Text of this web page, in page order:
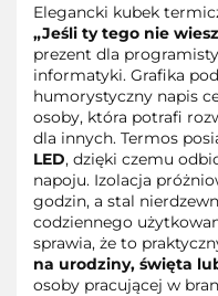
Elegancki kubek
„Jeśli ty tego nie
prezent dla
informatyki. Grafika
humorystyczny napis
osoby, która potrafi
dla innych. Termos
LED, dzięki czemu
napoju. Izolacja
godzin, a stal
codziennego
sprawia, że to
na urodziny, święta
osoby pracującej w